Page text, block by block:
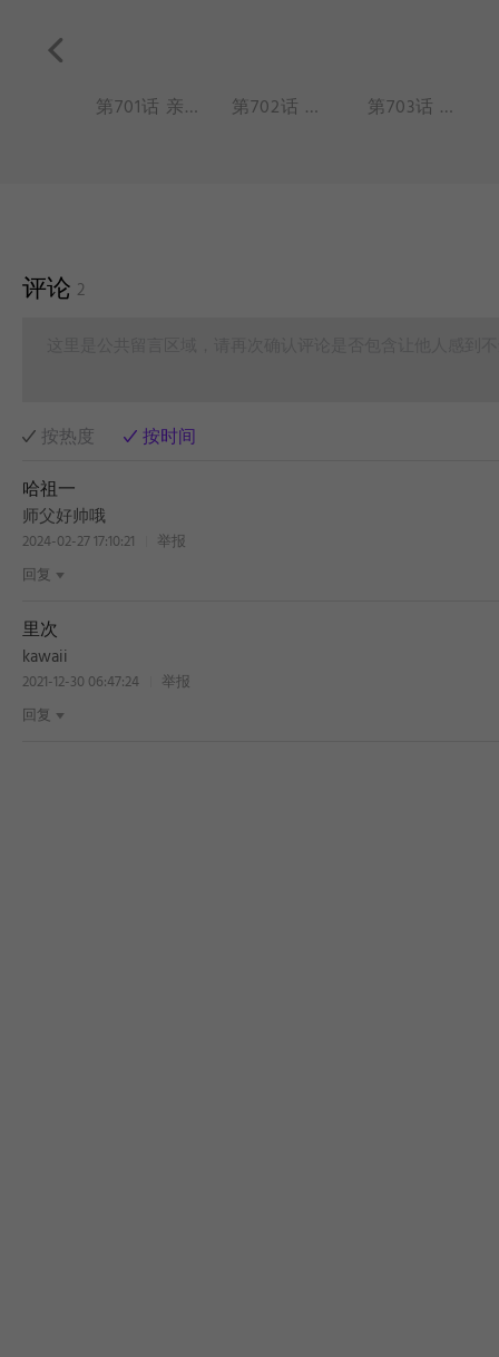
第701话 亲情、爱情、朋友情，大家都是真感情。 第702话 员工培训的时候千万不能打瞌睡。 第703话 最怕搬完家才发现有东西不见了。
评论 2
按热度
按时间
哈祖一
师父好帅哦
2024-02-27 17:10:21
举报
回复
里次
kawaii
2021-12-30 06:47:24
举报
回复